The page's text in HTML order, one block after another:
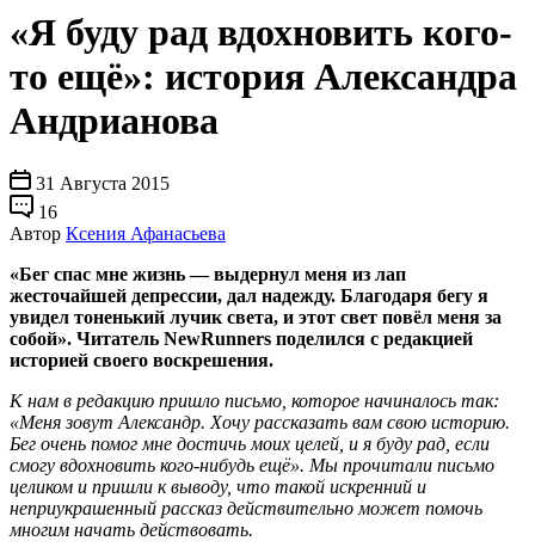
«Я буду рад вдохновить кого-
то ещё»: история Александра
Андрианова
31 Августа 2015
16
Автор Ксения Афанасьева
«Бег спас мне жизнь — выдернул меня из лап
жесточайшей депрессии, дал надежду. Благодаря бегу я
увидел тоненький лучик света, и этот свет повёл меня за
собой». Читатель NewRunners поделился c редакцией
историей своего воскрешения.
К нам в редакцию пришло письмо, которое начиналось так:
«Меня зовут Александр. Хочу рассказать вам свою историю.
Бег очень помог мне достичь моих целей, и я буду рад, если
смогу вдохновить кого-нибудь ещё». Мы прочитали письмо
целиком и пришли к выводу, что такой искренний и
неприукрашенный рассказ действительно может помочь
многим начать действовать.